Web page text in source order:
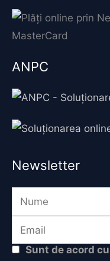
ANPC
Newsletter
Sunt de acord cu